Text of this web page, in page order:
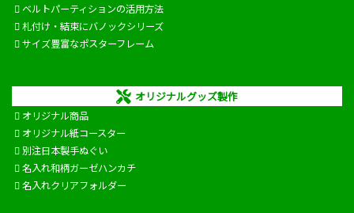
ベルトパーティションの活用方法
札付け・結束にバノックシリーズ
サイズ豊富なポスターフレーム
オリジナルグッズ製作
オリジナル商品
オリジナル紙コースター
別注日本製手ぬぐい
名入れ和柄ガーゼハンカチ
名入れクリアフォルダー